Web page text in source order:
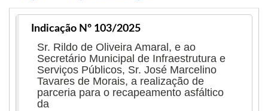
articulação e pela criação de parcerias com outros
políticos para viabilizar melhorias significativas para a
cidade. Seu objetivo é fazer de Imperatriz uma cidade
mais organizada, segura e com oportunidades reais
para todos os seus habitantes.
Indicação Nº 103/2025
Sr. Rildo de Oliveira Amaral, e ao
Secretário Municipal de Infraestrutura e
Serviços Públicos, Sr. José Marcelino
Tavares de Morais, a realização de
parceria para o recapeamento asfáltico
da